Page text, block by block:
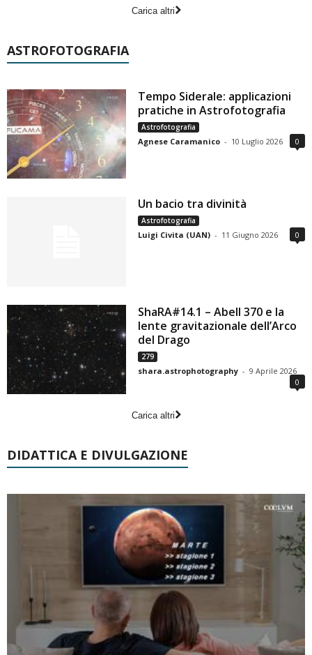
Carica altri
ASTROFOTOGRAFIA
Tempo Siderale: applicazioni
pratiche in Astrofotografia
Astrofotografia
Agnese Caramanico - 10 Luglio 2026 0
Un bacio tra divinità
Astrofotografia
Luigi Civita (UAN) - 11 Giugno 2026 0
ShaRA#14.1 – Abell 370 e la
lente gravitazionale dell’Arco
del Drago
279
shara.astrophotography - 9 Aprile 2026
0
Carica altri
DIDATTICA E DIVULGAZIONE